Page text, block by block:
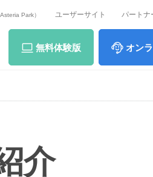
Asteria Park） ユーザーサイト パートナ
無料体験版 オン
介